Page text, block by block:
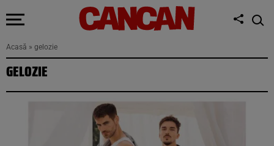
Acasă » gelozie
GELOZIE